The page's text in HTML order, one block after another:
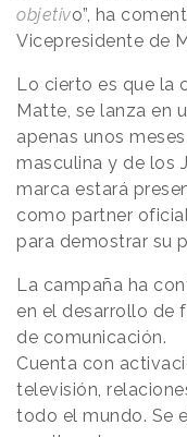
objetivo”, ha
Vicepresidente de
Lo cierto es que la
Matte, se lanza en
apenas unos
masculina y de los
marca estará
como partner
para demostrar su
La campaña ha
en el desarrollo de
de comunicación.
Cuenta con
televisión,
todo el mundo. Se